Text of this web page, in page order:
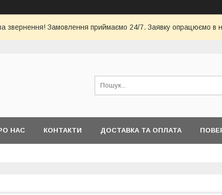
звернення! Замовлення приймаємо 24/7. Заявку опрацюємо в
НАС КОНТАКТИ ДОСТАВКА ТА ОПЛАТА